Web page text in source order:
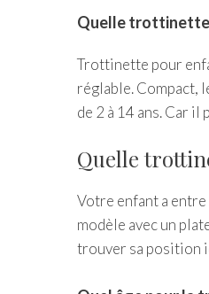
Quelle trottinette
Trottinette pour
réglable. Compact,
de 2 à 14 ans. Car il
Quelle
Votre enfant a
modèle avec un
trouver sa position